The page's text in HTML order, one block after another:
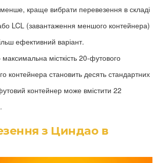
краще вибрати перевезення в складі
LCL (завантаження меншого контейнера)
ефективний варіант.
місткість 20-футового
контейнера становить десять стандартних
контейнер може вмістити 22
з Циндао в